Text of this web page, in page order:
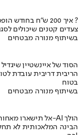
איך 200 ש"ח בחודש הופכים ל140 אלף ?
צעדים קטנים שיכולים
בשיתוף מנורה מבטחים
הסוד של איינשטיין
הריבית דריבית עובדת
בטוח
בשיתוף מנורה מבטחים
אל תישארו מאחור – בואו לגלות לאן ה-AI הולך
הבינה המלאכותית לא